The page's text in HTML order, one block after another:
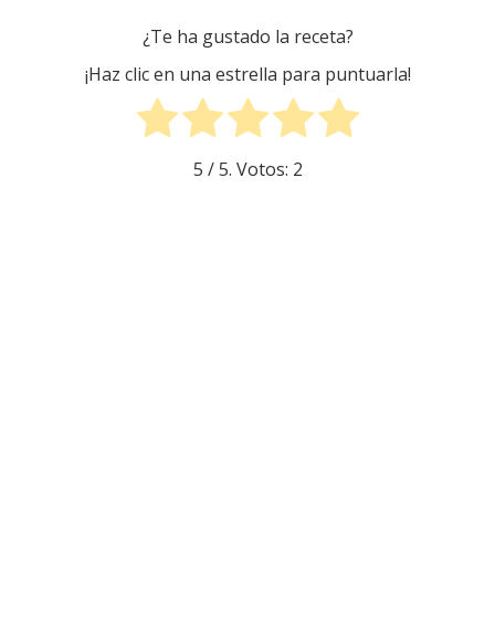
¿Te ha gustado la receta?
¡Haz clic en una estrella para puntuarla!
5 / 5. Votos: 2